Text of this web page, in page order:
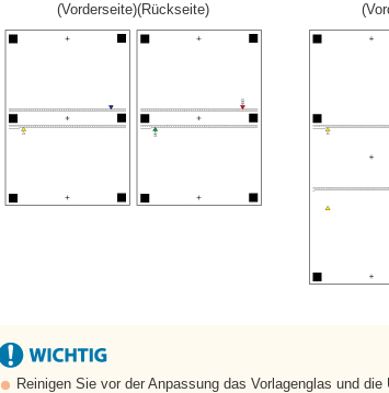
(Vorderseite)(Rückseite)
Reinigen Sie vor der Anpassung das Vorlagenglas und